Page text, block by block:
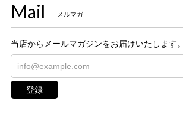
Mail メルマガ
当店からメールマガジンをお届けいたします。
登録